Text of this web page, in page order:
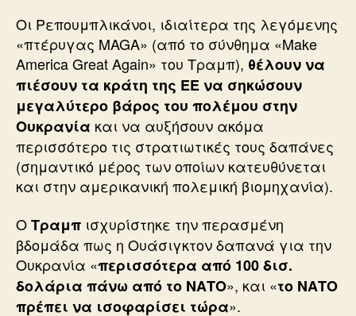
Οι Ρεπουμπλικάνοι, ιδιαίτερα της λεγόμενης
«πτέρυγας MAGA» (από το σύνθημα «Make
America Great Again» του Τραμπ), θέλουν να
πιέσουν τα κράτη της ΕΕ να σηκώσουν
μεγαλύτερο βάρος του πολέμου στην
Ουκρανία και να αυξήσουν ακόμα
περισσότερο τις στρατιωτικές τους δαπάνες
(σημαντικό μέρος των οποίων κατευθύνεται
και στην αμερικανική πολεμική βιομηχανία).
ΟΤραμπ ισχυρίστηκε την περασμένη
βδομάδα πως η Ουάσιγκτον δαπανά για την
Ουκρανία «περισσότερα από 100 δισ.
δολάρια πάνω από το ΝΑΤΟ», και «το ΝΑΤΟ
πρέπει να ισοφαρίσει τώρα».